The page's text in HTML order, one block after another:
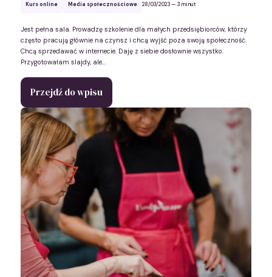
Kurs online Media społecznościowe 28/03/2023— 3 minut
Jest pełna sala. Prowadzę szkolenie dla małych przedsiębiorców, którzy
często pracują głównie na czynsz i chcą wyjść poza swoją społeczność.
Chcą sprzedawać w internecie. Daję z siebie dosłownie wszystko.
Przygotowałam slajdy, ale...
Przejdź do wpisu